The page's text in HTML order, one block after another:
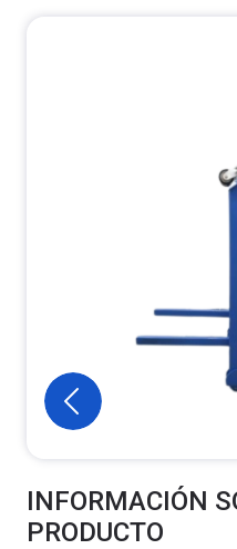
INFORMACIÓN
PRODUCTO